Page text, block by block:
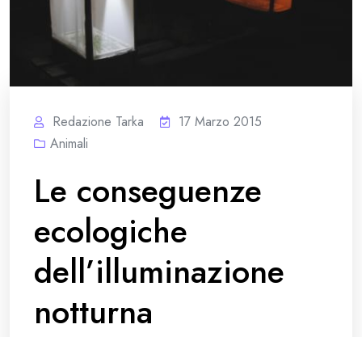
Redazione Tarka
17 Marzo 2015
Animali
Le conseguenze
ecologiche
dell’illuminazione
notturna